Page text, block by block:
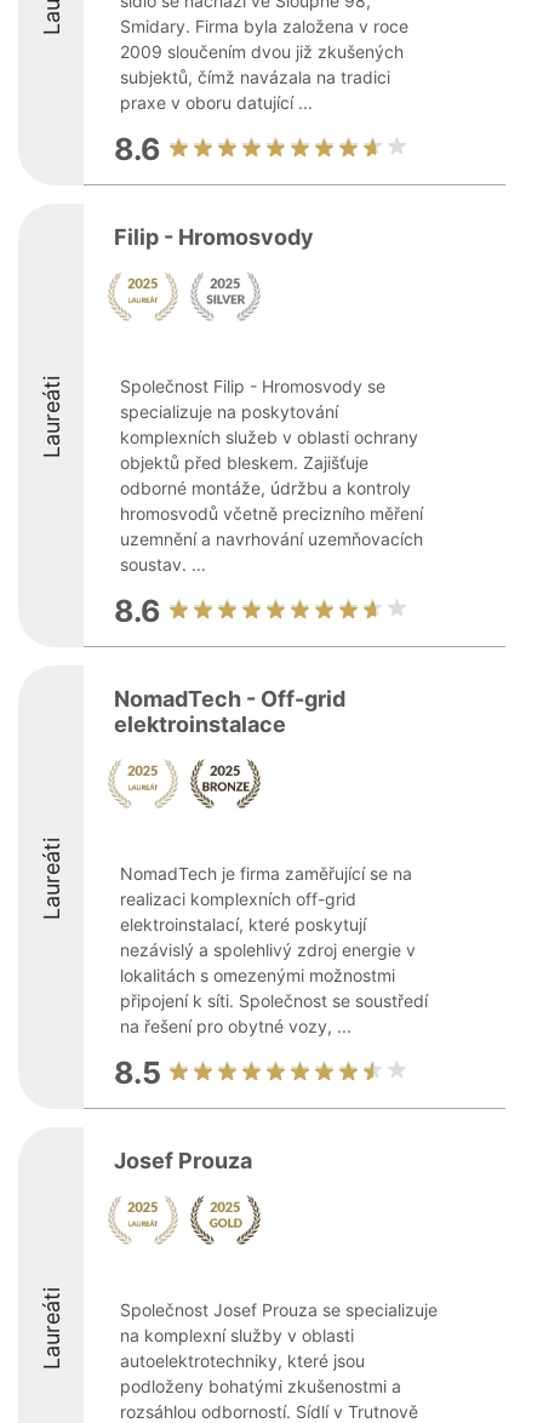
Smidary. Firma byla založena v roce
2009 sloučením dvou již zkušených
subjektů, čímž navázala na tradici
praxe v oboru datující ...
8.6
Laureáti
Filip - Hromosvody
Společnost Filip - Hromosvody se
specializuje na poskytování
komplexních služeb v oblasti ochrany
objektů před bleskem. Zajišťuje
odborné montáže, údržbu a kontroly
hromosvodů včetně precizního měření
uzemnění a navrhování uzemňovacích
soustav. ...
8.6
Laureáti
NomadTech - Off-grid
elektroinstalace
NomadTech je firma zaměřující se na
realizaci komplexních off-grid
elektroinstalací, které poskytují
nezávislý a spolehlivý zdroj energie v
lokalitách s omezenými možnostmi
připojení k síti. Společnost se soustředí
na řešení pro obytné vozy, ...
8.5
Laureáti
Josef Prouza
Společnost Josef Prouza se specializuje
na komplexní služby v oblasti
autoelektrotechniky, které jsou
podloženy bohatými zkušenostmi a
rozsáhlou odborností. Sídlí v Trutnově